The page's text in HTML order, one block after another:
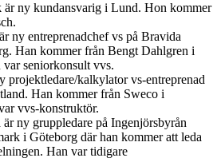
är ny kundansvarig i Lund. Hon kommer
är ny entreprenadchef vs på Bravida
Han kommer från Bengt Dahlgren i
var seniorkonsult vvs.
projektledare/kalkylator vs-entreprenad
Han kommer från Sweco i
vvs-konstruktör.
är ny gruppledare på Ingenjörsbyrån
i Göteborg där han kommer att leda
Han var tidigare